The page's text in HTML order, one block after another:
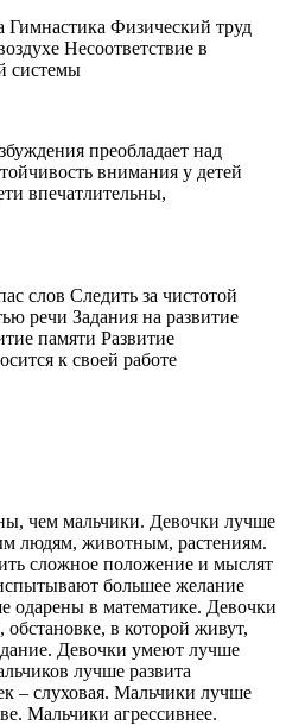
Гимнастика Физический труд
Несоответствие в
системы
преобладает над
внимания у детей
впечатлительны,
слов Следить за чистотой
речи Задания на развитие
памяти Развитие
к своей работе
чем мальчики. Девочки лучше
людям, животным, растениям.
сложное положение и мыслят
большее желание
одарены в математике. Девочки
обстановке, в которой живут,
Девочки умеют лучше
лучше развита
– слуховая. Мальчики лучше
Мальчики агрессивнее.